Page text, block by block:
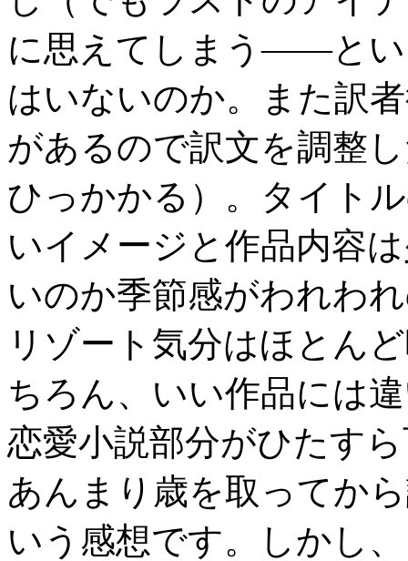
に思えてしまう――とい
はいないのか。また訳
があるので訳文を調整
ひっかかる）。タイト
いイメージと作品内容
いのか季節感がわれわ
リゾート気分はほとん
ちろん、いい作品には
恋愛小説部分がひたす
あんまり歳を取ってか
いう感想です。しかし